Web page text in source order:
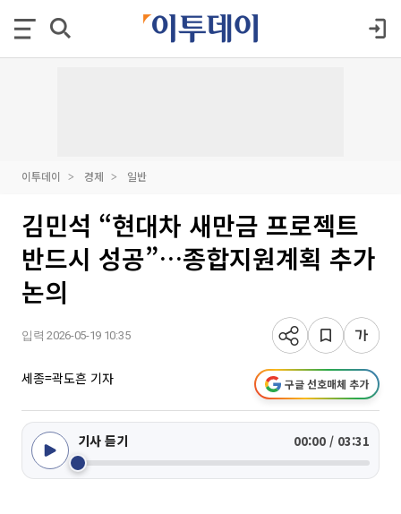
이투데이 경제 일반
김민석 “현대차 새만금 프로젝트
반드시 성공”…종합지원계획 추가
논의
입력 2026-05-19 10:35
세종=곽도흔 기자 구글 선호매체 추가
기사 듣기 00:00 / 03:31